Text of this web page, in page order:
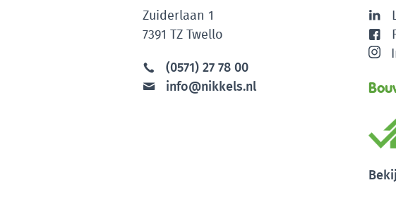
Zuiderlaan 1
7391 TZ Twello
(0571) 27 78 00
info@nikkels.nl